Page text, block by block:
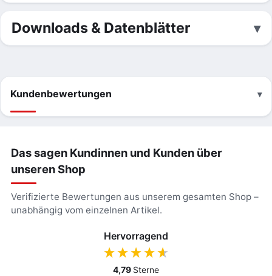
Downloads & Datenblätter
Kundenbewertungen
Das sagen Kundinnen und Kunden über
unseren Shop
Verifizierte Bewertungen aus unserem gesamten Shop –
unabhängig vom einzelnen Artikel.
Hervorragend
4,79 Sterne